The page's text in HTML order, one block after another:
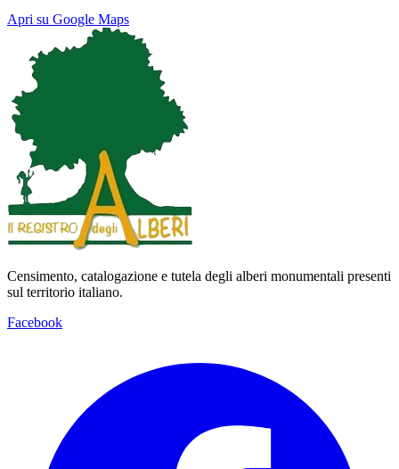
Apri su Google Maps
Map Satellite
Keyboard shortcuts
Censimento, catalogazione e tutela degli alberi monumentali presenti
sul territorio italiano.
Facebook